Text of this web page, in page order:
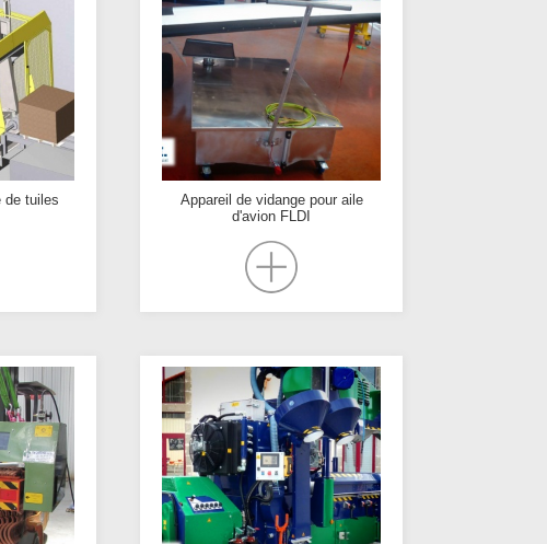
de tuiles
Appareil de vidange pour aile
d'avion FLDI